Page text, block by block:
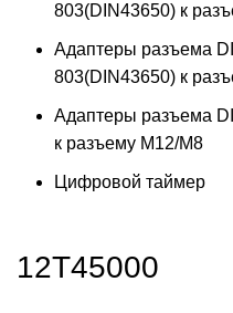
803(DIN43650) к
Адаптеры разъема
803(DIN43650) к
Адаптеры разъема
к разъему M12/M8
Цифровой таймер
12T45000